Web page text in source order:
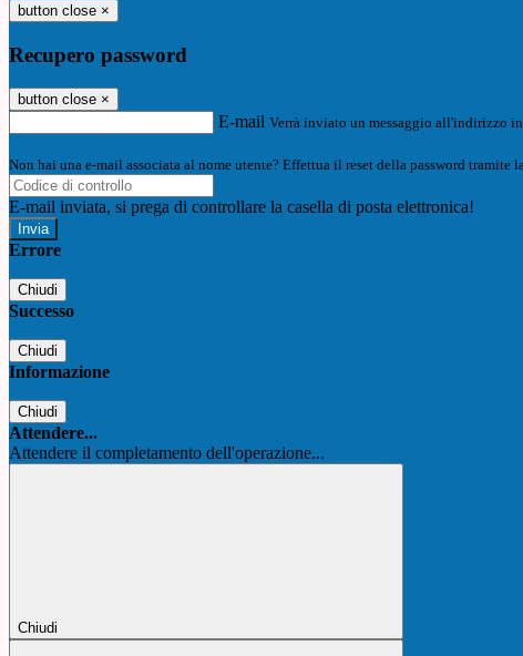
button close ×
Recupero password
button close ×
E-mail Verrà inviato un messaggio all'indirizzo
Non hai una e-mail associata al nome utente? Effettua il reset della password tramite
E-mail inviata, si prega di controllare la casella di posta elettronica!
Errore
Chiudi
Successo
Chiudi
Informazione
Chiudi
Attendere...
Attendere il completamento dell'operazione...
Chiudi